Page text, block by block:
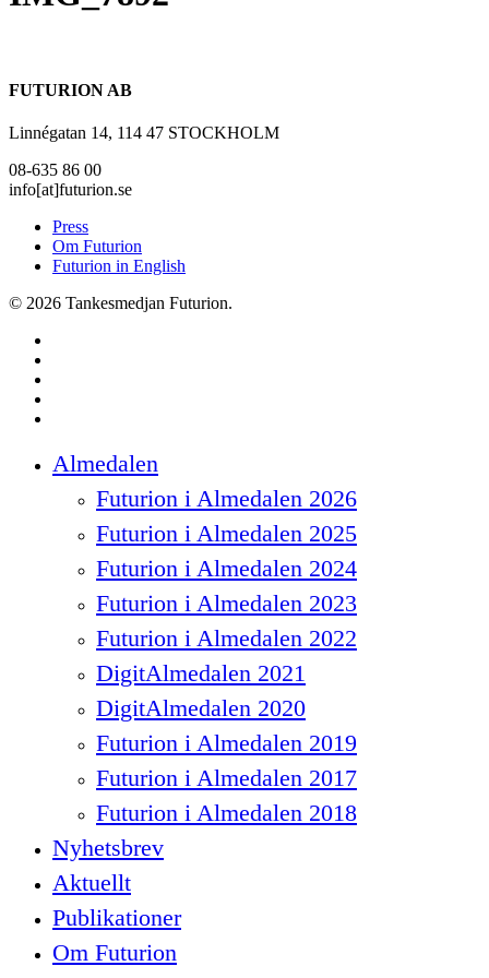
FUTURION AB
Linnégatan 14, 114 47 STOCKHOLM
08-635 86 00
info[at]futurion.se
Press
Om Futurion
Futurion in English
© 2026 Tankesmedjan Futurion.
Menu
Almedalen
Futurion i Almedalen 2026
Futurion i Almedalen 2025
Futurion i Almedalen 2024
Futurion i Almedalen 2023
Futurion i Almedalen 2022
DigitAlmedalen 2021
DigitAlmedalen 2020
Futurion i Almedalen 2019
Futurion i Almedalen 2017
Futurion i Almedalen 2018
Nyhetsbrev
Aktuellt
Publikationer
Om Futurion